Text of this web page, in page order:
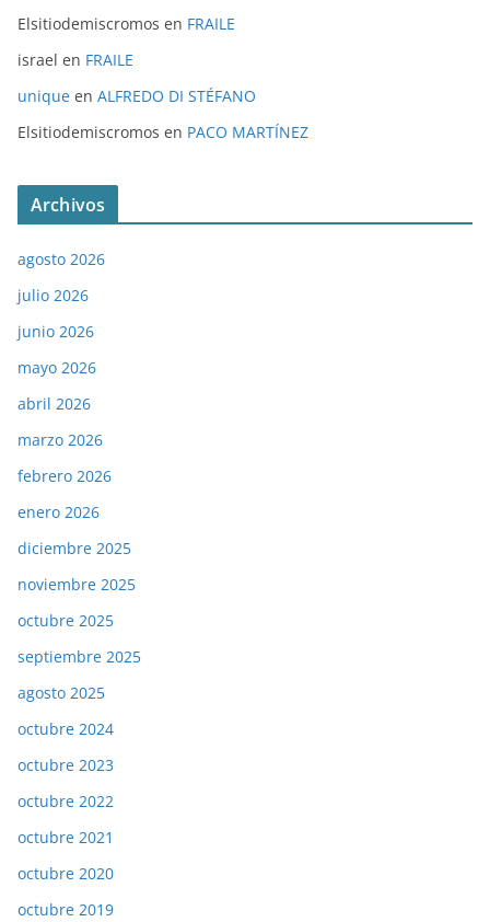
Elsitiodemiscromos en FRAILE
israel en FRAILE
unique en ALFREDO DI STÉFANO
Elsitiodemiscromos en PACO MARTÍNEZ
Archivos
agosto 2026
julio 2026
junio 2026
mayo 2026
abril 2026
marzo 2026
febrero 2026
enero 2026
diciembre 2025
noviembre 2025
octubre 2025
septiembre 2025
agosto 2025
octubre 2024
octubre 2023
octubre 2022
octubre 2021
octubre 2020
octubre 2019